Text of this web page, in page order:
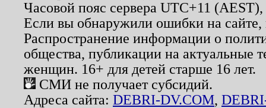
Часовой пояс сервера UTC+11
Если вы обнаружили ошибки на
Распространение информации о
общества, публикации на актуальные
женщин. 16+ для детей старше 16 лет.
СМИ не получает субсидий.
Адреса сайта: DEBRI-DV.COM,